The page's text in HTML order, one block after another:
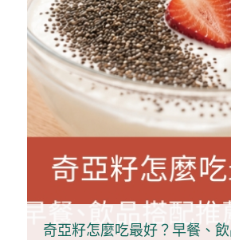
奇亞籽怎麼吃最好？早餐、